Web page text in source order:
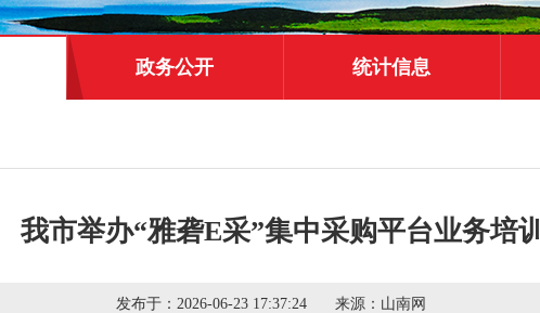
政务公开 统计信息
我市举办“雅砻E采”集中采购平台业务培训
发布于： 2026-06-23 17:37:24 来源： 山南网